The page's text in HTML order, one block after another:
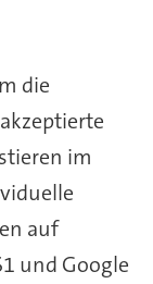
die
im
auf
und Google